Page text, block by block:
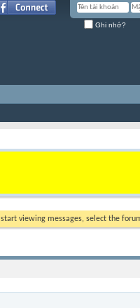
Ghi nhớ?
viewing messages, select the